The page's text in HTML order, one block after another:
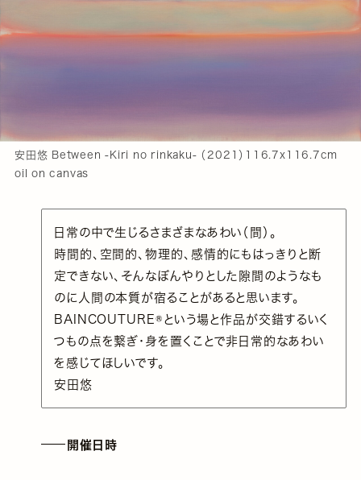
安田悠 Between -Kiri no rinkaku- （2021）116.7x116.7cm
oil on canvas
日常の中で生じるさまざまなあわい（間）。
時間的、空間的、物理的、感情的にもはっきりと断
定できない、そんなぼんやりとした隙間のようなも
のに人間の本質が宿ることがあると思います。
BAINCOUTURE®️という場と作品が交錯するいく
つもの点を繋ぎ・身を置くことで非日常的なあわい
を感じてほしいです。
安田悠
開催日時